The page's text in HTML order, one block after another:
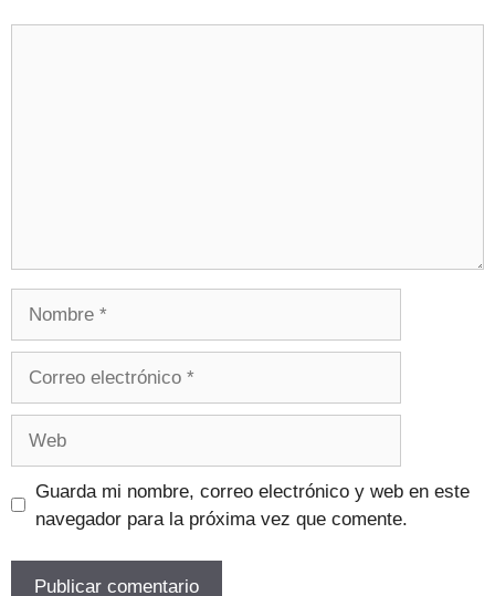
Guarda mi nombre, correo electrónico y web en este
navegador para la próxima vez que comente.